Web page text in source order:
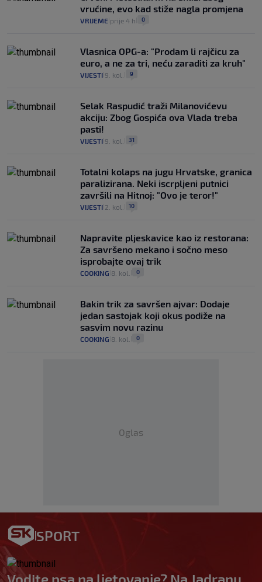
vrućine, evo kad stiže nagla promjena
VRIJEME prije 4 h 0
Vlasnica OPG-a: "Prodam li rajčicu za
euro, a ne za tri, neću zaraditi za kruh"
VIJESTI 9. kol. 9
Selak Raspudić traži Milanovićevu
akciju: Zbog Gospića ova Vlada treba
pasti!
VIJESTI 9. kol. 31
Totalni kolaps na jugu Hrvatske, granica
paralizirana. Neki iscrpljeni putnici
završili na Hitnoj: "Ovo je teror!"
VIJESTI 2. kol. 10
Napravite pljeskavice kao iz restorana:
Za savršeno mekano i sočno meso
isprobajte ovaj trik
COOKING 8. kol. 0
Bakin trik za savršen ajvar: Dodaje
jedan sastojak koji okus podiže na
sasvim novu razinu
COOKING 8. kol. 0
Oglas
SPORT